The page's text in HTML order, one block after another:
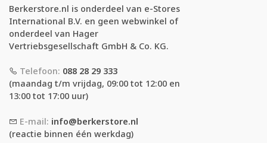
Berkerstore.nl is onderdeel van e-Stores
International B.V. en geen webwinkel of
onderdeel van Hager
Vertriebsgesellschaft GmbH & Co. KG.
Telefoon: 088 28 29 333
(maandag t/m vrijdag, 09:00 tot 12:00 en
13:00 tot 17:00 uur)
E-mail: info@berkerstore.nl
(reactie binnen één werkdag)